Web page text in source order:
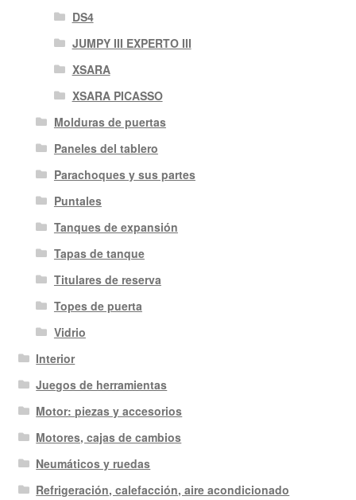
DS4
JUMPY III EXPERTO III
XSARA
XSARA PICASSO
Molduras de puertas
Paneles del tablero
Parachoques y sus partes
Puntales
Tanques de expansión
Tapas de tanque
Titulares de reserva
Topes de puerta
Vidrio
Interior
Juegos de herramientas
Motor: piezas y accesorios
Motores, cajas de cambios
Neumáticos y ruedas
Refrigeración, calefacción, aire acondicionado